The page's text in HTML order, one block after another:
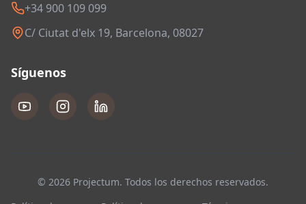
+34 900 109 099
C/ Ciutat d'elx 19, Barcelona, 08027
Síguenos
© 2026 Projectum. Todos los derechos reservados.